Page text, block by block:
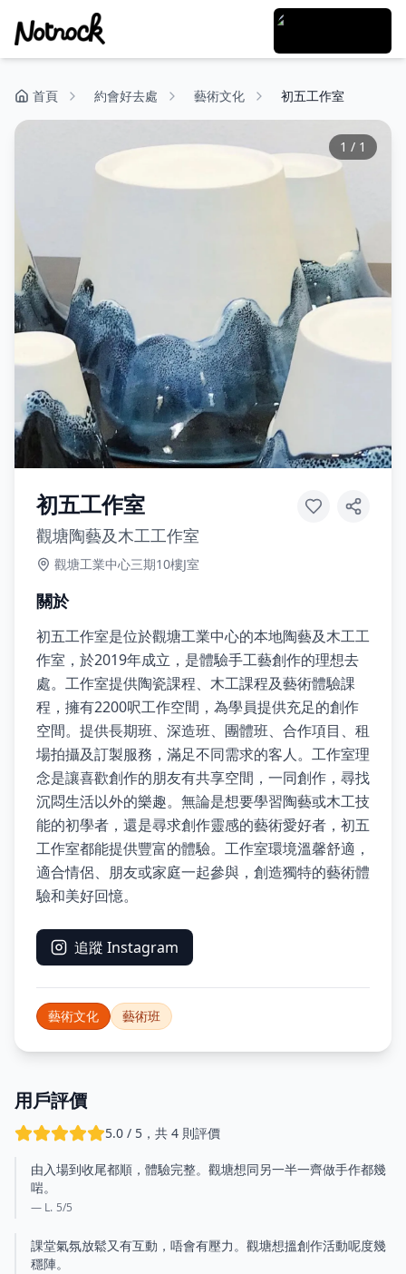
首頁 約會好去處 藝術文化 初五工作室
1 / 1
初五工作室
觀塘陶藝及木工工作室
觀塘工業中心三期10樓J室
關於
初五工作室是位於觀塘工業中心的本地陶藝及木工工
作室，於2019年成立，是體驗手工藝創作的理想去
處。工作室提供陶瓷課程、木工課程及藝術體驗課
程，擁有2200呎工作空間，為學員提供充足的創作
空間。提供長期班、深造班、團體班、合作項目、租
場拍攝及訂製服務，滿足不同需求的客人。工作室理
念是讓喜歡創作的朋友有共享空間，一同創作，尋找
沉悶生活以外的樂趣。無論是想要學習陶藝或木工技
能的初學者，還是尋求創作靈感的藝術愛好者，初五
工作室都能提供豐富的體驗。工作室環境溫馨舒適，
適合情侶、朋友或家庭一起參與，創造獨特的藝術體
驗和美好回憶。
追蹤 Instagram
藝術文化 藝術班
用戶評價
5.0 / 5，共 4 則評價
由入場到收尾都順，體驗完整。觀塘想同另一半一齊做手作都幾
啱。
— L. 5/5
課堂氣氛放鬆又有互動，唔會有壓力。觀塘想搵創作活動呢度幾
穩陣。